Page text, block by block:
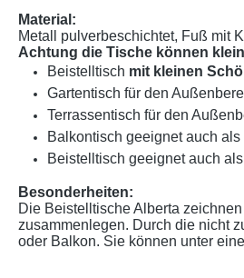
Material:
Metall pulverbeschichtet, Fuß mit
Achtung die Tische können
Beistelltisch mit kleinen
Gartentisch für den
Terrassentisch für den
Balkontisch geeignet auch
Beistelltisch geeignet auch
Besonderheiten:
Die Beistelltische Alberta
zusammenlegen. Durch die nicht
oder Balkon. Sie können unter